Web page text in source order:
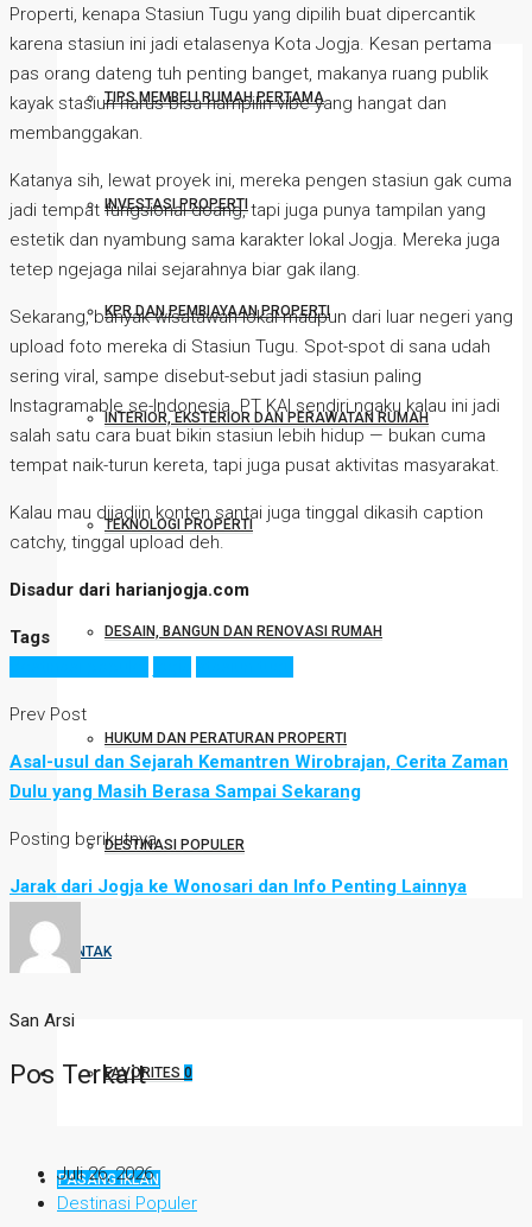
TIPS MEMBELI RUMAH PERTAMA
INVESTASI PROPERTI
KPR DAN PEMBIAYAAN PROPERTI
INTERIOR, EKSTERIOR DAN PERAWATAN RUMAH
TEKNOLOGI PROPERTI
DESAIN, BANGUN DAN RENOVASI RUMAH
HUKUM DAN PERATURAN PROPERTI
DESTINASI POPULER
KONTAK
FAVORITES 0
PASANG IKLAN
Properti, kenapa Stasiun Tugu yang dipilih buat dipercantik
karena stasiun ini jadi etalasenya Kota Jogja. Kesan pertama
pas orang dateng tuh penting banget, makanya ruang publik
kayak stasiun harus bisa nampilin vibe yang hangat dan
membanggakan.
Katanya sih, lewat proyek ini, mereka pengen stasiun gak cuma
jadi tempat fungsional doang, tapi juga punya tampilan yang
estetik dan nyambung sama karakter lokal Jogja. Mereka juga
tetep ngejaga nilai sejarahnya biar gak ilang.
Sekarang, banyak wisatawan lokal maupun dari luar negeri yang
upload foto mereka di Stasiun Tugu. Spot-spot di sana udah
sering viral, sampe disebut-sebut jadi stasiun paling
Instagramable se-Indonesia. PT KAI sendiri ngaku kalau ini jadi
salah satu cara buat bikin stasiun lebih hidup — bukan cuma
tempat naik-turun kereta, tapi juga pusat aktivitas masyarakat.
Kalau mau dijadiin konten santai juga tinggal dikasih caption
catchy, tinggal upload deh.
Disadur dari harianjogja.com
Tags
Prev Post
Asal-usul dan Sejarah Kemantren Wirobrajan, Cerita Zaman
Dulu yang Masih Berasa Sampai Sekarang
Posting berikutnya
Jarak dari Jogja ke Wonosari dan Info Penting Lainnya
San Arsi
Pos Terkait
Juli 26, 2026
Destinasi Populer